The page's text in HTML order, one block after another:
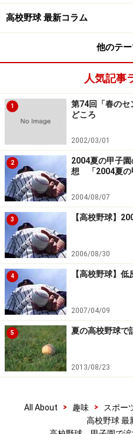
高校野球 最新コラム
他のテ
人気記事
1
第74回「春の
どころ
2002/03/01
2
2004夏の甲子
想 「2004夏の
2004/08/07
3 【高校野球】
2006/08/30
4 【高校野球】
2007/04/09
5 夏の高校野球で
2013/08/23
All About > 趣味 > スポー
高校野球 最